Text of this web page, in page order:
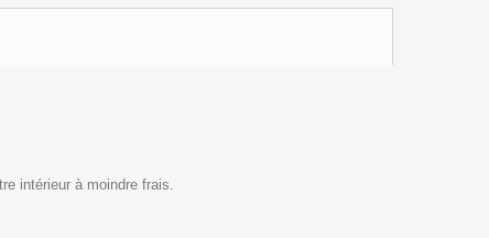
intérieur à moindre frais.